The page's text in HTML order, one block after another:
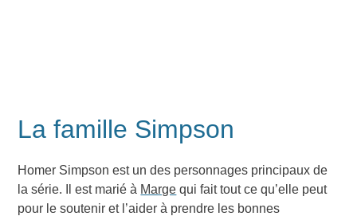
La famille Simpson
Homer Simpson est un des personnages principaux de
la série. Il est marié à Marge qui fait tout ce qu’elle peut
pour le soutenir et l’aider à prendre les bonnes